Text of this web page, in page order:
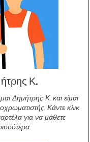
Κ.
Δημήτρης Κ. και είμαι
Κάντε κλικ
για να μάθετε